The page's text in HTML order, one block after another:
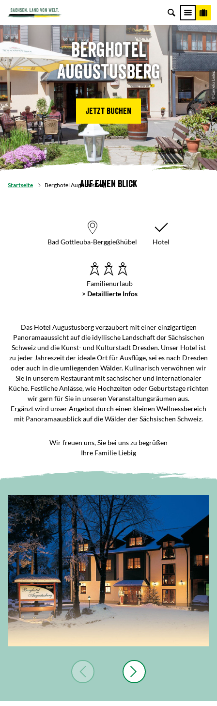
© Cornelia Liebig
Berghotel
Augustusberg
Jetzt buchen
Startseite Berghotel AugustusbergAuf einen Blick
Bad Gottleuba-Berggießhübel Hotel
Familienurlaub
> Detaillierte Infos
Das Hotel Augustusberg verzaubert mit einer einzigartigen
Panoramaaussicht auf die idyllische Landschaft der Sächsischen
Schweiz und die Kunst- und Kulturstadt Dresden. Unser Hotel ist
zu jeder Jahreszeit der ideale Ort für Ausflüge, sei es nach Dresden
oder auch in die umliegenden Wälder. Kulinarisch verwöhnen wir
Sie in unserem Restaurant mit sächsischer und internationaler
Küche. Festliche Anlässe, wie Hochzeiten oder Geburtstage richten
wir gern für Sie in unseren Veranstaltungsräumen aus.
Ergänzt wird unser Angebot durch einen kleinen Wellnessbereich
mit Panoramaausblick auf die Wälder der Sächsischen Schweiz.
Wir freuen uns, Sie bei uns zu begrüßen
Ihre Familie Liebig